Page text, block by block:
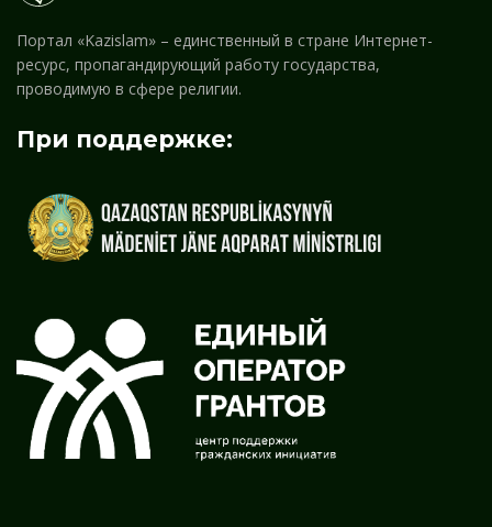
Портал «Kazislam» – единственный в стране Интернет-
ресурс, пропагандирующий работу государства,
проводимую в сфере религии.
При поддержке: